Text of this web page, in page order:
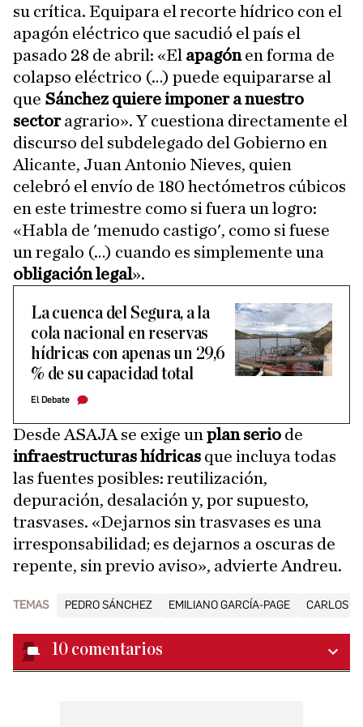
su crítica. Equipara el recorte hídrico con el
apagón eléctrico que sacudió el país el
pasado 28 de abril: «El apagónen forma de
colapso eléctrico (…) puede equipararse al
que Sánchez quiere imponer a nuestro
sectoragrario». Y cuestiona directamente el
discurso del subdelegado del Gobierno en
Alicante, Juan Antonio Nieves, quien
celebró el envío de 180 hectómetros cúbicos
en este trimestre como si fuera un logro:
«Habla de 'menudo castigo', como si fuese
un regalo (…) cuando es simplemente una
obligación legal».
La cuenca del Segura, a la
cola nacional en reservas
hídricas con apenas un 29,6
% de su capacidad total
El Debate
Desde ASAJA se exige unplan serio de
infraestructuras hídricas que incluya todas
las fuentes posibles: reutilización,
depuración, desalación y, por supuesto,
trasvases. «Dejarnos sin trasvases es una
irresponsabilidad; es dejarnos a oscuras de
repente, sin previo aviso», advierte Andreu.
TEMAS PEDRO SÁNCHEZ EMILIANO GARCÍA-PAGE CARLOS
10 comentarios